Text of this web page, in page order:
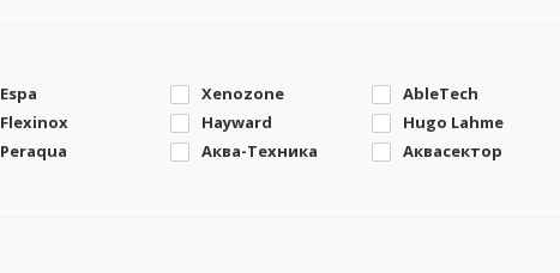
Espa Xenozone AbleTech
Flexinox Hayward Hugo Lahme
Peraqua Аква-Техника Аквасектор